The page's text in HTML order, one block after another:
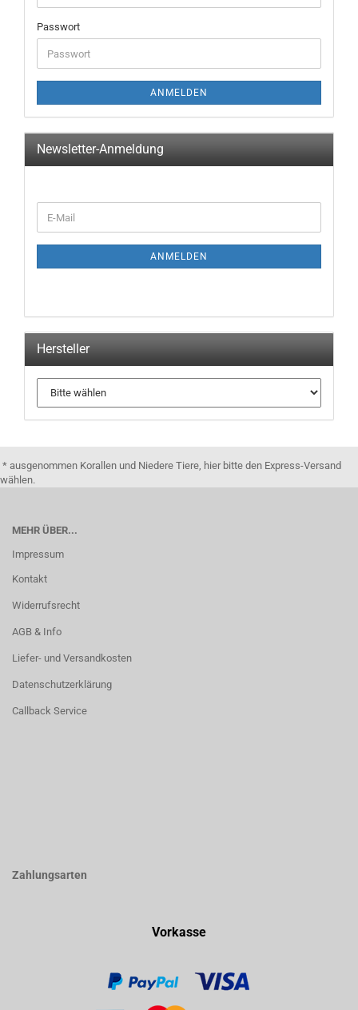
Passwort
ANMELDEN
Newsletter-Anmeldung
ANMELDEN
Hersteller
* ausgenommen Korallen und Niedere Tiere, hier bitte den Express-Versand
wählen.
MEHR ÜBER...
Impressum
Kontakt
Widerrufsrecht
AGB & Info
Liefer- und Versandkosten
Datenschutzerklärung
Callback Service
Zahlungsarten
Vorkasse